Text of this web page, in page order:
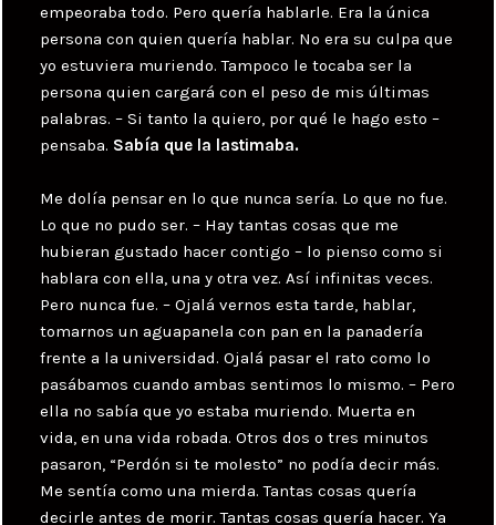
empeoraba todo. Pero quería hablarle. Era la única
persona con quien quería hablar. No era su culpa que
yo estuviera muriendo. Tampoco le tocaba ser la
persona quien cargará con el peso de mis últimas
palabras. – Si tanto la quiero, por qué le hago esto –
pensaba. Sabía que la lastimaba.
Me dolía pensar en lo que nunca sería. Lo que no fue.
Lo que no pudo ser. – Hay tantas cosas que me
hubieran gustado hacer contigo – lo pienso como si
hablara con ella, una y otra vez. Así infinitas veces.
Pero nunca fue. – Ojalá vernos esta tarde, hablar,
tomarnos un aguapanela con pan en la panadería
frente a la universidad. Ojalá pasar el rato como lo
pasábamos cuando ambas sentimos lo mismo. – Pero
ella no sabía que yo estaba muriendo. Muerta en
vida, en una vida robada. Otros dos o tres minutos
pasaron, “Perdón si te molesto” no podía decir más.
Me sentía como una mierda. Tantas cosas quería
decirle antes de morir. Tantas cosas quería hacer. Ya